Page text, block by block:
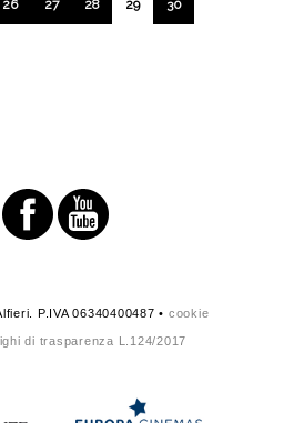
26 27 28 29 30
P.IVA 06340400487 • cookie
di trasparenza L.124/2017